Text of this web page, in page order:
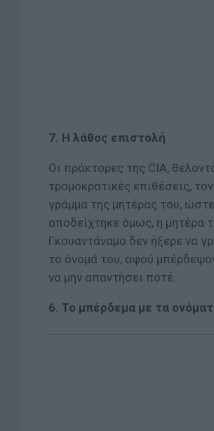
7. Η λάθος επιστολή
Οι πράκτορες της CIA,
τρομοκρατικές επιθέσεις,
γράμμα της μητέρας του,
αποδείχτηκε όμως, η μητέρα
Γκουαντάναμο δεν ήξερε να
το όνομά του, αφού
να μην απαντήσει ποτέ.
6. Το μπέρδεμα με τα